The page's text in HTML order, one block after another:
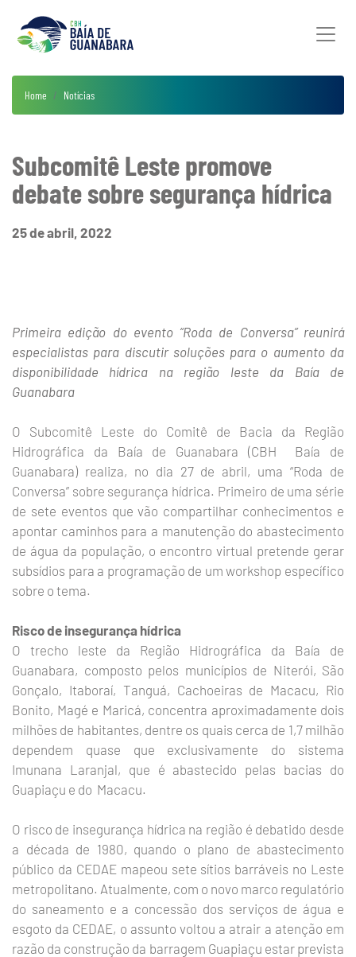
Home Notícias
Subcomitê Leste promove
debate sobre segurança hídrica
25 de abril, 2022
Primeira edição do evento “Roda de Conversa” reunirá
especialistas para discutir soluções para o aumento da
disponibilidade hídrica na região leste da Baía de
Guanabara
O Subcomitê Leste do Comitê de Bacia da Região
Hidrográfica da Baía de Guanabara (CBH Baía de
Guanabara) realiza, no dia 27 de abril, uma “Roda de
Conversa” sobre segurança hídrica. Primeiro de uma série
de sete eventos que vão compartilhar conhecimentos e
apontar caminhos para a manutenção do abastecimento
de água da população, o encontro virtual pretende gerar
subsídios para a programação de um workshop específico
sobre o tema.
Risco de insegurança hídrica
O trecho leste da Região Hidrográfica da Baía de
Guanabara, composto pelos municípios de Niterói, São
Gonçalo, Itaboraí, Tanguá, Cachoeiras de Macacu, Rio
Bonito, Magé e Maricá, concentra aproximadamente dois
milhões de habitantes, dentre os quais cerca de 1,7 milhão
dependem quase que exclusivamente do sistema
Imunana Laranjal, que é abastecido pelas bacias do
Guapiaçu e do Macacu.
O risco de insegurança hídrica na região é debatido desde
a década de 1980, quando o plano de abastecimento
público da CEDAE mapeou sete sítios barráveis no Leste
metropolitano. Atualmente, com o novo marco regulatório
do saneamento e a concessão dos serviços de água e
esgoto da CEDAE, o assunto voltou a atrair a atenção em
razão da construção da barragem Guapiaçu estar prevista